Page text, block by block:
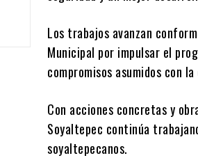
Los trabajos avanzan
Municipal por impulsar el
compromisos asumidos con
Con acciones concretas y
Soyaltepec continúa
soyaltepecanos.